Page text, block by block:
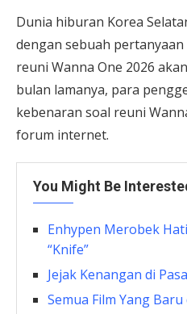
Dunia hiburan Korea
dengan sebuah
reuni Wanna One 2026
bulan lamanya, para
kebenaran soal reuni
forum internet.
You Might Be
Enhypen Merobek
“Knife”
Jejak Kenangan di
Semua Film Yang